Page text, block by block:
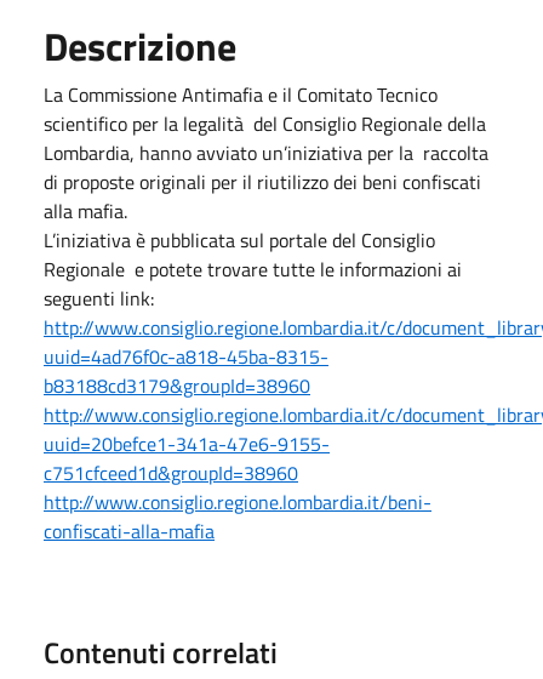
Descrizione
La Commissione Antimafia e il Comitato Tecnico
scientifico per la legalità del Consiglio Regionale della
Lombardia, hanno avviato un’iniziativa per la raccolta
di proposte originali per il riutilizzo dei beni confiscati
alla mafia.
L’iniziativa è pubblicata sul portale del Consiglio
Regionale e potete trovare tutte le informazioni ai
seguenti link:
http://www.consiglio.regione.lombardia.it/c/
uuid=4ad76f0c-a818-45ba-8315-
b83188cd3179&groupId=38960
http://www.consiglio.regione.lombardia.it/c/
uuid=20befce1-341a-47e6-9155-
c751cfceed1d&groupId=38960
http://www.consiglio.regione.lombardia.it/beni-
confiscati-alla-mafia
Contenuti correlati